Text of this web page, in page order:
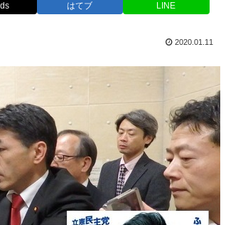
はてブ LINE
2020.01.11